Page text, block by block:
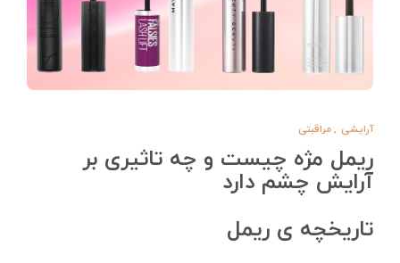
آرایشی ,مراقبتی
ریمل مژه چیست و چه تاثیری بر
آرایش چشم دارد
تاریخچه ی ریمل